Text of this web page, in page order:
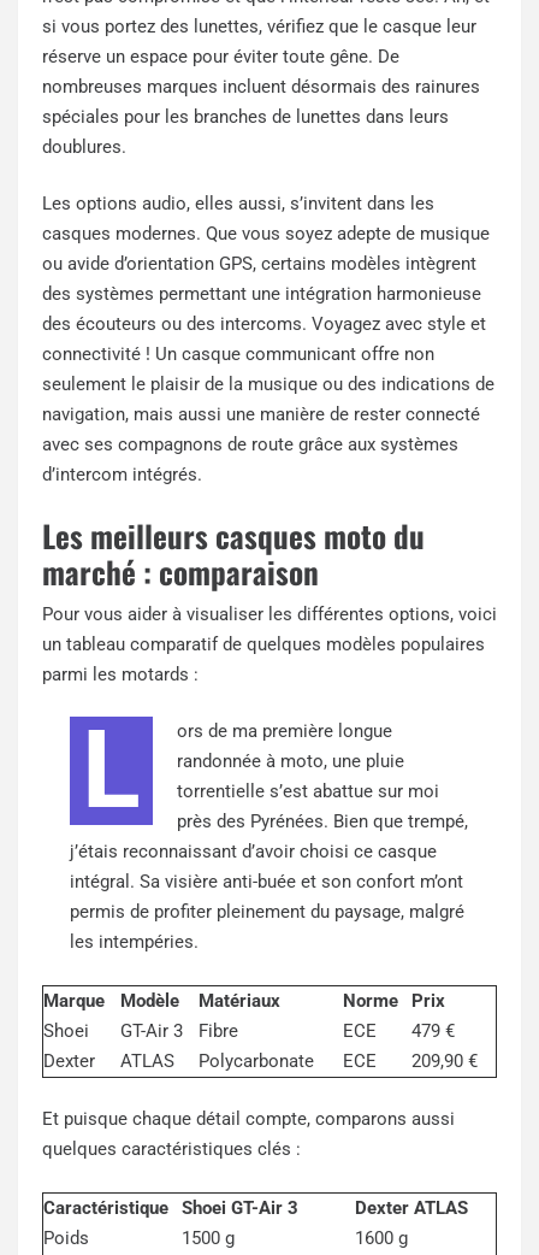
si vous portez des lunettes, vérifiez que le casque leur
réserve un espace pour éviter toute gêne. De
nombreuses marques incluent désormais des rainures
spéciales pour les branches de lunettes dans leurs
doublures.
Les options audio, elles aussi, s’invitent dans les
casques modernes. Que vous soyez adepte de musique
ou avide d’orientation GPS, certains modèles intègrent
des systèmes permettant une intégration harmonieuse
des écouteurs ou des intercoms. Voyagez avec style et
connectivité ! Un casque communicant offre non
seulement le plaisir de la musique ou des indications de
navigation, mais aussi une manière de rester connecté
avec ses compagnons de route grâce aux systèmes
d’intercom intégrés.
Les meilleurs casques moto du
marché : comparaison
Pour vous aider à visualiser les différentes options, voici
un tableau comparatif de quelques modèles populaires
parmi les motards :
L
ors de ma première longue
randonnée à moto, une pluie
torrentielle s’est abattue sur moi
près des Pyrénées. Bien que trempé,
j’étais reconnaissant d’avoir choisi ce casque
intégral. Sa visière anti-buée et son confort m’ont
permis de profiter pleinement du paysage, malgré
les intempéries.
Marque Modèle Matériaux Norme
Prix
Shoei
GT-Air 3 Fibre ECE
479 €
Dexter
ATLAS Polycarbonate ECE 209,90 €
Et puisque chaque détail compte, comparons aussi
quelques caractéristiques clés :
Caractéristique Shoei GT-Air 3
Dexter ATLAS
Poids
1500 g
1600 g